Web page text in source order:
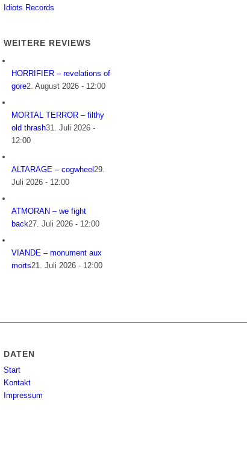
Idiots Records
WEITERE REVIEWS
HORRIFIER – revelations of
gore2. August 2026 - 12:00
MORTAL TERROR – filthy
old thrash31. Juli 2026 -
12:00
ALTARAGE – cogwheel29.
Juli 2026 - 12:00
ATMORAN – we fight
back27. Juli 2026 - 12:00
VIANDE – monument aux
morts21. Juli 2026 - 12:00
DATEN
Start
Kontakt
Impressum